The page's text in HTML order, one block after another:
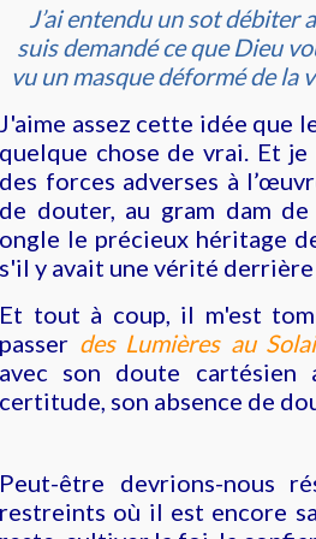
J’ai entendu un sot débiter
suis demandé ce que Dieu
vu un masque déformé de la
J'aime assez cette idée que
quelque chose de vrai. Et
des forces adverses à
de douter, au gram dam
ongle le précieux héritage
s'il y avait une vérité
Et tout à coup, il m'est
passer des Lumières au
avec son doute cartésien
certitude, son absence de
Peut-être devrions-nous
restreints où il est encore